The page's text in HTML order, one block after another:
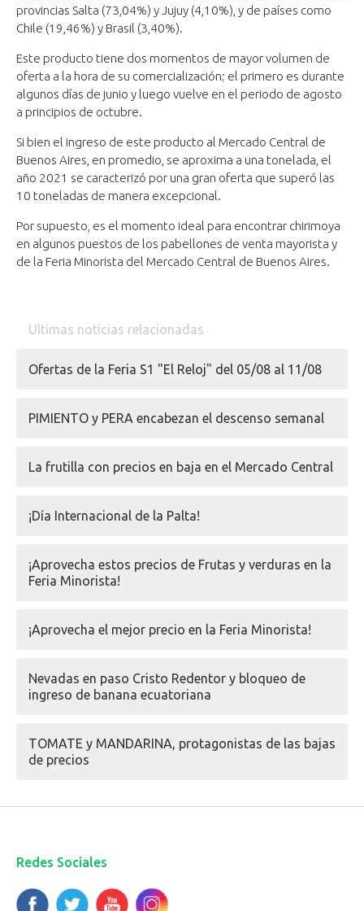
provincias Salta (73,04%) y Jujuy (4,10%), y de países como
Chile (19,46%) y Brasil (3,40%).
Este producto tiene dos momentos de mayor volumen de
oferta a la hora de su comercialización; el primero es durante
algunos días de junio y luego vuelve en el periodo de agosto
a principios de octubre.
Si bien el ingreso de este producto al Mercado Central de
Buenos Aires, en promedio, se aproxima a una tonelada, el
año 2021 se caracterizó por una gran oferta que superó las
10 toneladas de manera excepcional.
Por supuesto, es el momento ideal para encontrar chirimoya
en algunos puestos de los pabellones de venta mayorista y
de la Feria Minorista del Mercado Central de Buenos Aires.
Ultimas noticias relacionadas
Ofertas de la Feria S1 "El Reloj" del 05/08 al 11/08
PIMIENTO y PERA encabezan el descenso semanal
La frutilla con precios en baja en el Mercado Central
¡Día Internacional de la Palta!
¡Aprovecha estos precios de Frutas y verduras en la
Feria Minorista!
¡Aprovecha el mejor precio en la Feria Minorista!
Nevadas en paso Cristo Redentor y bloqueo de
ingreso de banana ecuatoriana
TOMATE y MANDARINA, protagonistas de las bajas
de precios
Redes Sociales